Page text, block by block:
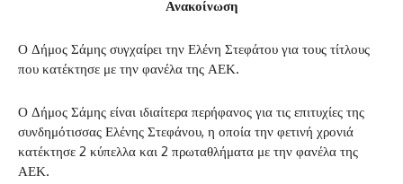
Ανακοίνωση
Ο Δήμος Σάμης συγχαίρει την Ελένη Στεφάτου για τους τίτλους
που κατέκτησε με την φανέλα της ΑΕΚ.
Ο Δήμος Σάμης είναι ιδιαίτερα περήφανος για τις επιτυχίες της
συνδημότισσας Ελένης Στεφάνου, η οποία την φετινή χρονιά
κατέκτησε 2 κύπελλα και 2 πρωταθλήματα με την φανέλα της
ΑΕΚ.